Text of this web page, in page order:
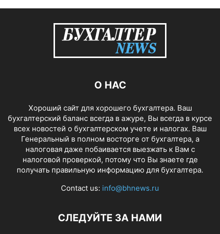
О НАС
Хороший сайт для хорошего бухгалтера. Ваш
бухгалтерский баланс всегда в ажуре, Вы всегда в курсе
всех новостей о бухгалтерском учете и налогах. Ваш
Генеральный в полном восторге от бухгалтера, а
налоговая даже побаивается выезжать к Вам с
налоговой проверкой, потому что Вы знаете где
получать правильную информацию для бухгалтера.
Contact us: info@bhnews.ru
СЛЕДУЙТЕ ЗА НАМИ